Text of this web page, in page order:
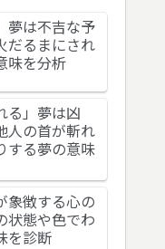
夢は不吉な予
だるまにされ
味を分析
る」夢は凶
人の首が斬れ
する夢の意味
象徴する心の
状態や色でわ
を診断